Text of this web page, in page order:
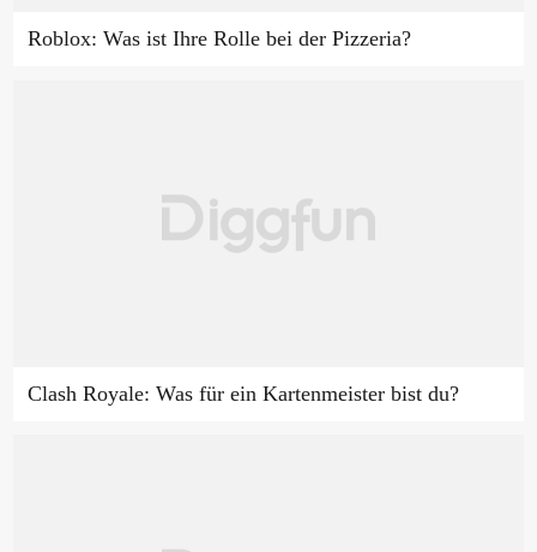
Roblox: Was ist Ihre Rolle bei der Pizzeria?
Clash Royale: Was für ein Kartenmeister bist du?